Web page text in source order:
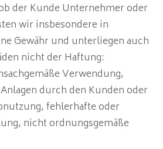
der Kunde Unternehmer oder
wir insbesondere in
Gewähr und unterliegen auch
nicht der Haftung:
Verwendung,
durch den Kunden oder
fehlerhafte oder
nicht ordnungsgemäße